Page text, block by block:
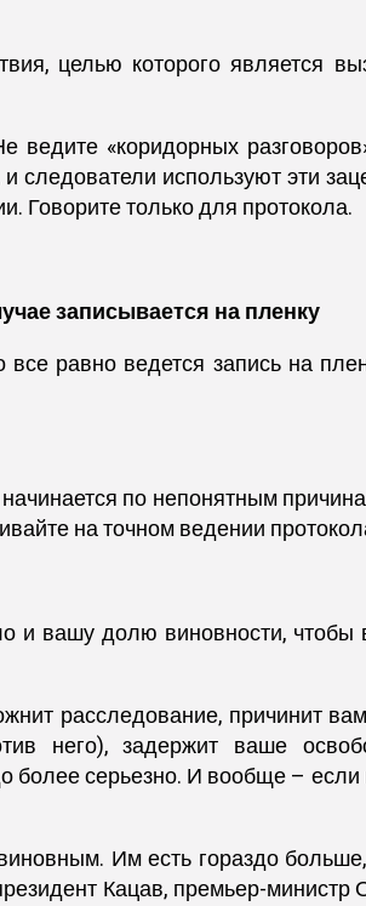
целью которого является
«коридорных
используют эти
Говорите только для протокола.
записывается на пленку
равно ведется запись на
по непонятным
на точном ведении
и вашу долю виновности, чтобы
расследование, причинит
него), задержит ваше
более серьезно. И вообще –
Им есть гораздо больше,
Кацав, премьер-министр